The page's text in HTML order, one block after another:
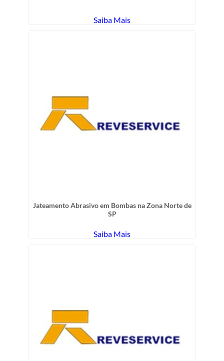
Saiba Mais
Jateamento Abrasivo em Bombas na Zona Norte de
SP
Saiba Mais